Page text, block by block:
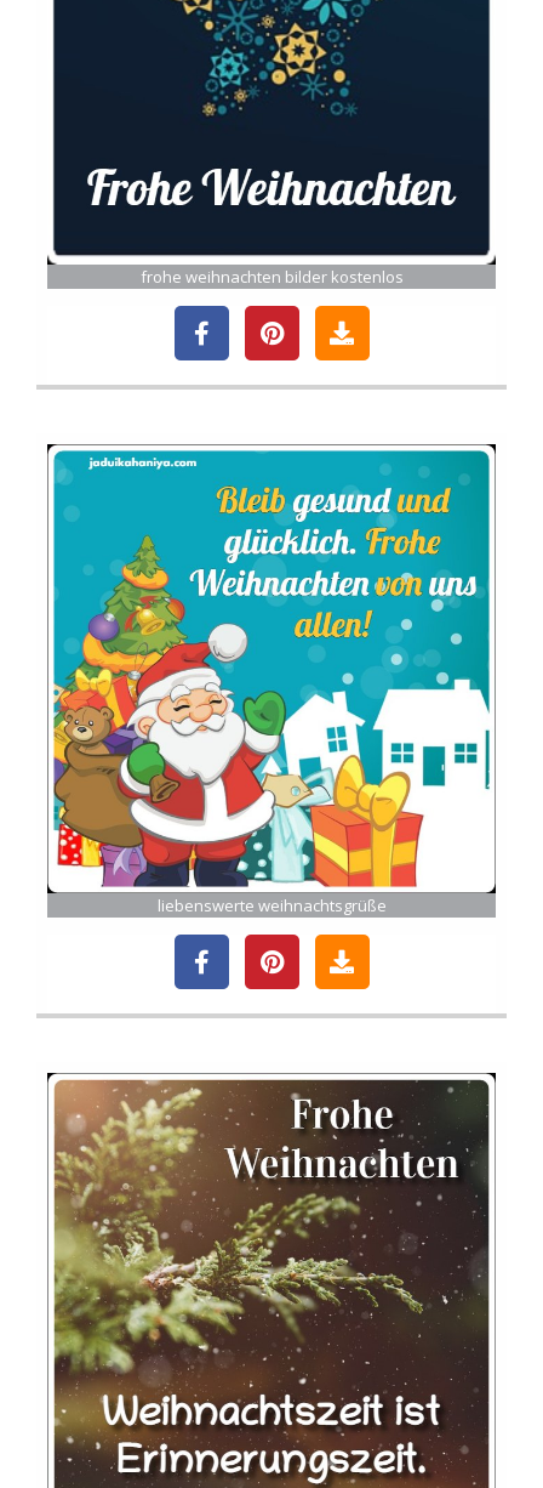
frohe weihnachten bilder kostenlos
liebenswerte weihnachtsgrüße